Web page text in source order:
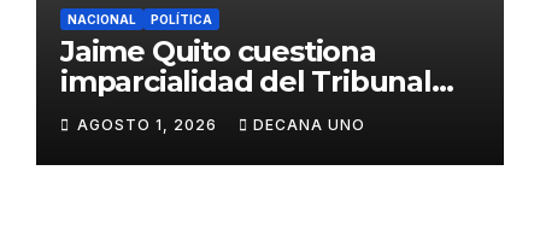
NACIONAL POLÍTICA
Jaime Quito cuestiona
imparcialidad del Tribunal
Constitucional tras liberación
de Ollanta Humala
AGOSTO 1, 2026 DECANA UNO